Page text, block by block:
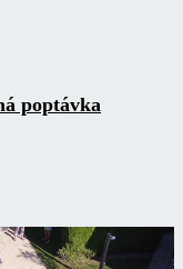
poptávka